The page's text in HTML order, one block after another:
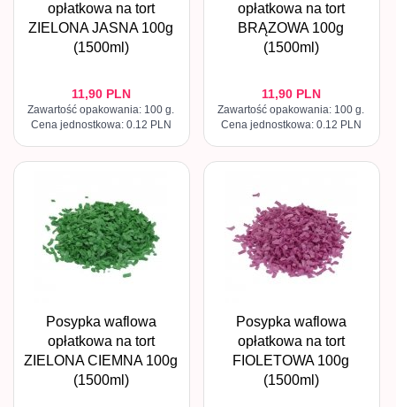
opłatkowa na tort
ZIELONA JASNA 100g
(1500ml)
11,90 PLN
Zawartość opakowania: 100 g.
Cena jednostkowa: 0.12 PLN
opłatkowa na tort
BRĄZOWA 100g
(1500ml)
11,90 PLN
Zawartość opakowania: 100 g.
Cena jednostkowa: 0.12 PLN
Posypka waflowa
opłatkowa na tort
ZIELONA CIEMNA 100g
(1500ml)
Posypka waflowa
opłatkowa na tort
FIOLETOWA 100g
(1500ml)